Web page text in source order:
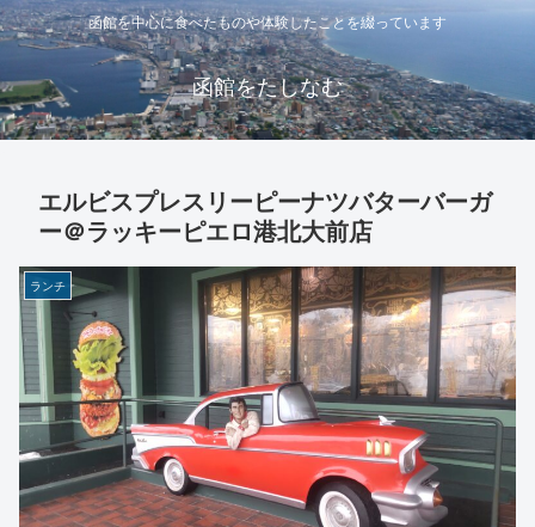
函館を中心に食べたものや体験したことを綴っています
函館をたしなむ
エルビスプレスリーピーナツバターバーガ
ー＠ラッキーピエロ港北大前店
ランチ